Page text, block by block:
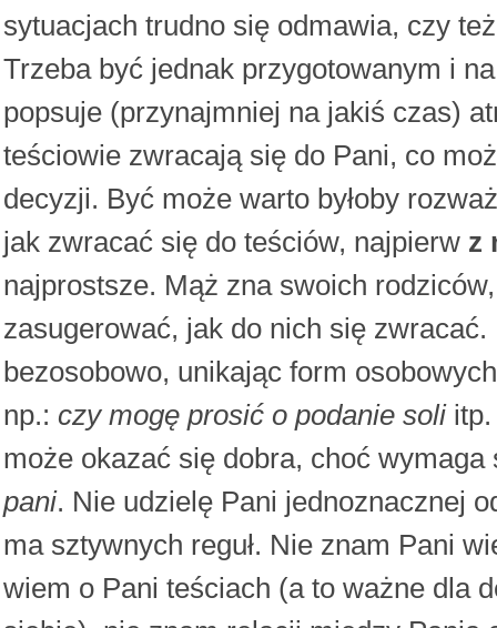
sytuacjach trudno się odmawia, czy
Trzeba być jednak przygotowanym i
popsuje (przynajmniej na jakiś czas)
teściowie zwracają się do Pani, co
decyzji. Być może warto byłoby
jak zwracać się do teściów, najpierw z
najprostsze. Mąż zna swoich
zasugerować, jak do nich się
bezosobowo, unikając form
np.: czy mogę prosić o podanie soliitp.
może okazać się dobra, choć
pani. Nie udzielę Pani jednoznacznej
ma sztywnych reguł. Nie znam Pani
wiem o Pani teściach (a to ważne dla